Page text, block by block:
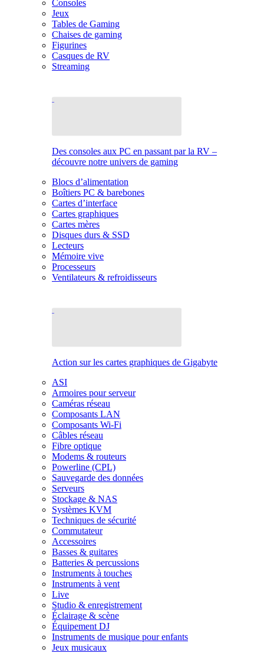
Consoles
Jeux
Tables de Gaming
Chaises de gaming
Figurines
Casques de RV
Streaming
Des consoles aux PC en passant par la RV –
découvre notre univers de gaming
Blocs d’alimentation
Boîtiers PC & barebones
Cartes d’interface
Cartes graphiques
Cartes mères
Disques durs & SSD
Lecteurs
Mémoire vive
Processeurs
Ventilateurs & refroidisseurs
Action sur les cartes graphiques de Gigabyte
ASI
Armoires pour serveur
Caméras réseau
Composants LAN
Composants Wi-Fi
Câbles réseau
Fibre optique
Modems & routeurs
Powerline (CPL)
Sauvegarde des données
Serveurs
Stockage & NAS
Systèmes KVM
Techniques de sécurité
Commutateur
Accessoires
Basses & guitares
Batteries & percussions
Instruments à touches
Instruments à vent
Live
Studio & enregistrement
Éclairage & scène
Équipement DJ
Instruments de musique pour enfants
Jeux musicaux